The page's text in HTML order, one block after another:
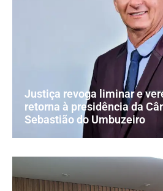
Justiça revoga liminar e
retorna à presidência da
Sebastião do Umbuzeiro